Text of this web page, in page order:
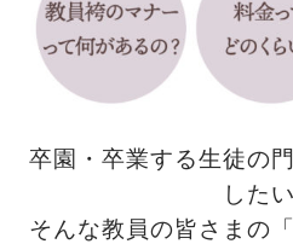
卒園・卒業する生徒の
したい
そんな教員の皆さまの